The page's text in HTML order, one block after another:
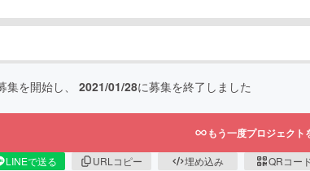
集を開始し、 2021/01/28に募集を終了しました
もう一度プロジェクト
LINEで送る URLコピー 埋め込み QRコー